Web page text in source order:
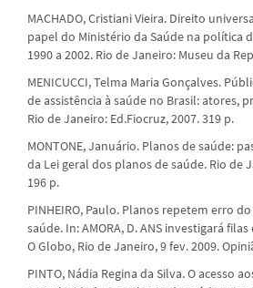
MACHADO, Cristiani Vieira. Direito
papel do Ministério da Saúde na política
1990 a 2002. Rio de Janeiro: Museu da
MENICUCCI, Telma Maria Gonçalves.
de assistência à saúde no Brasil: atores,
Rio de Janeiro: Ed.Fiocruz, 2007. 319 p.
MONTONE, Januário. Planos de saúde:
da Lei geral dos planos de saúde. Rio de
196 p.
PINHEIRO, Paulo. Planos repetem erro
saúde. In: AMORA, D. ANS investigará
O Globo, Rio de Janeiro, 9 fev. 2009.
PINTO, Nádia Regina da Silva. O acesso